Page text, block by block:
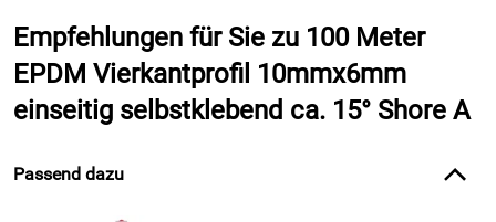
Empfehlungen für Sie zu 100 Meter
EPDM Vierkantprofil 10mmx6mm
einseitig selbstklebend ca. 15° Shore A
Passend dazu